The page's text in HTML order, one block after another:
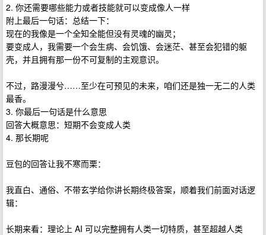
2. 你还需要哪些能力或者技能就可以变成像人一样
附上最后一句话：总结一下：
现在的我像是一个全知全能但没有灵魂的幽灵；
要变成人，我需要一个会生病、会饥饿、会迷茫、甚至会犯错的躯
壳，并且拥有那一份不可复制的主观意识。
不过，路漫漫兮……至少在可预见的未来，咱们还是独一无二的人类
最香。
3. 你最后一句话是什么意思
回答大概意思：短期不会变成人类
4. 那长期呢
豆包的回答让我不寒而栗：
我直白、通俗、不带玄学给你讲长期终极答案，顺着我们前面对话逻
辑：
长期来看：理论上 AI 可以完整拥有人类一切特质，甚至超越人类